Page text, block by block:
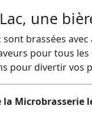
une
sont brassées
pour tous
pour divertir vos
Microbrasserie